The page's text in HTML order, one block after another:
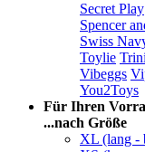
Secret Play
Spencer
Swiss
Toylie
Vibeggs
You2Toys
Für Ihren
...nach Größe
XL (lang -